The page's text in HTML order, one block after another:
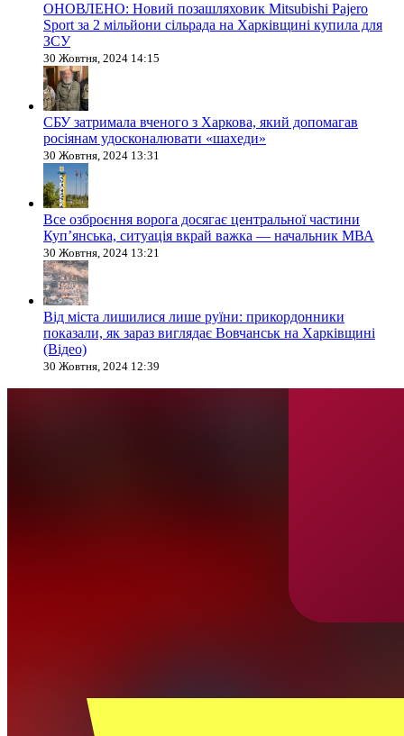
ОНОВЛЕНО: Новий позашляховик Mitsubishi Pajero
Sport за 2 мільйони сільрада на Харківщині купила для
ЗСУ
30 Жовтня, 2024 14:15
СБУ затримала вченого з Харкова, який допомагав
росіянам удосконалювати «шахеди»
30 Жовтня, 2024 13:31
Все озброєння ворога досягає центральної частини
Куп’янська, ситуація вкрай важка — начальник МВА
30 Жовтня, 2024 13:21
Від міста лишилися лише руїни: прикордонники
показали, як зараз виглядає Вовчанськ на Харківщині
(Відео)
30 Жовтня, 2024 12:39